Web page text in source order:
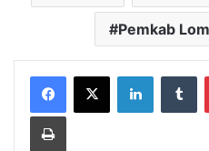
Pemkab
LinkedIn
Cetak